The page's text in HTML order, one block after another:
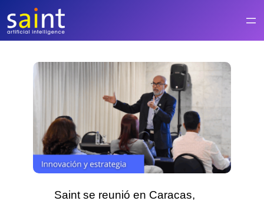
contenido
Saint se reunió en Caracas,